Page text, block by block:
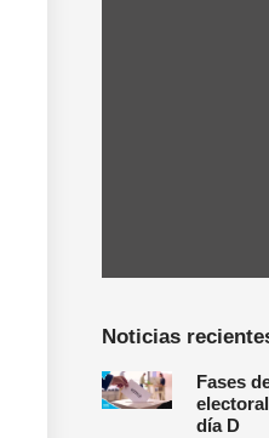
Noticias
Fases
día D